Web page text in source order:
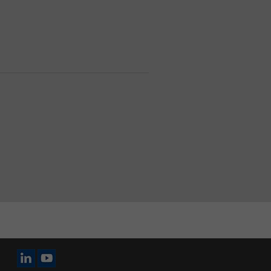
Icône LinkedIn
Icône YouTube